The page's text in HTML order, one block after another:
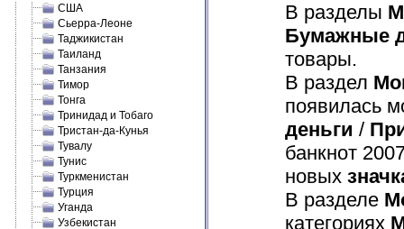
США
Сьерра-Леоне
Таджикистан
Таиланд
Танзания
Тимор
Тонга
Тринидад и Тобаго
Тристан-да-Кунья
Тувалу
Тунис
Туркменистан
Турция
Уганда
Узбекистан
В разделы
Бумажные
товары.
В раздел
появилась
деньги /
банкнот
новых
В разделе
категориях